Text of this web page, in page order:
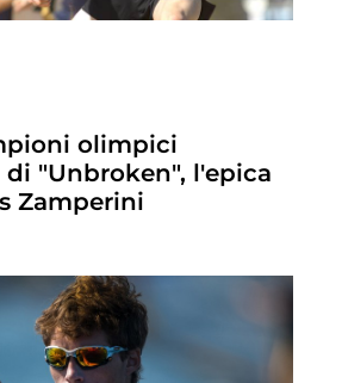
olimpici
"Unbroken", l'epica
Zamperini